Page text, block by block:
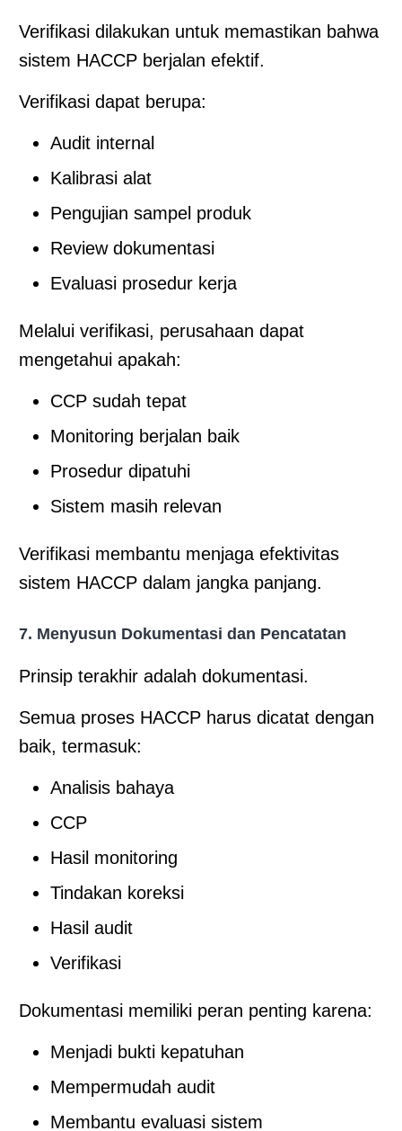
Verifikasi dilakukan untuk memastikan bahwa
sistem HACCP berjalan efektif.
Verifikasi dapat berupa:
Audit internal
Kalibrasi alat
Pengujian sampel produk
Review dokumentasi
Evaluasi prosedur kerja
Melalui verifikasi, perusahaan dapat
mengetahui apakah:
CCP sudah tepat
Monitoring berjalan baik
Prosedur dipatuhi
Sistem masih relevan
Verifikasi membantu menjaga efektivitas
sistem HACCP dalam jangka panjang.
7. Menyusun Dokumentasi dan Pencatatan
Prinsip terakhir adalah dokumentasi.
Semua proses HACCP harus dicatat dengan
baik, termasuk:
Analisis bahaya
CCP
Hasil monitoring
Tindakan koreksi
Hasil audit
Verifikasi
Dokumentasi memiliki peran penting karena:
Menjadi bukti kepatuhan
Mempermudah audit
Membantu evaluasi sistem